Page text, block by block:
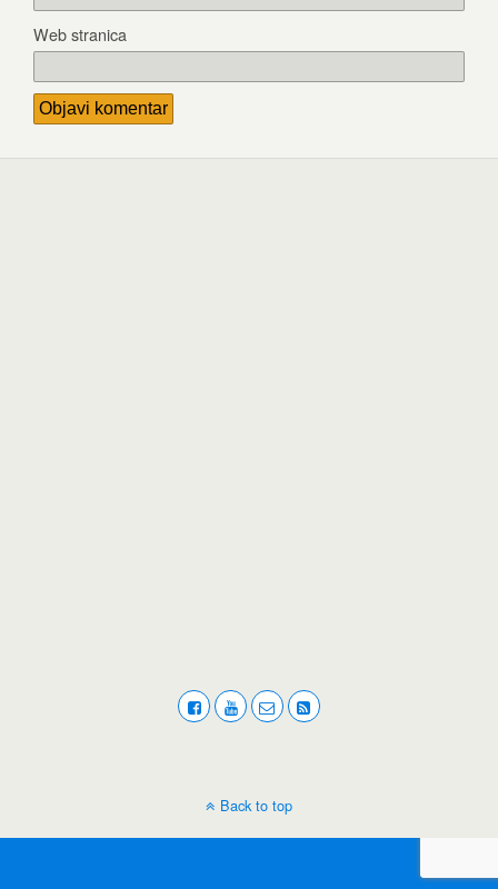
Web stranica
Back to top